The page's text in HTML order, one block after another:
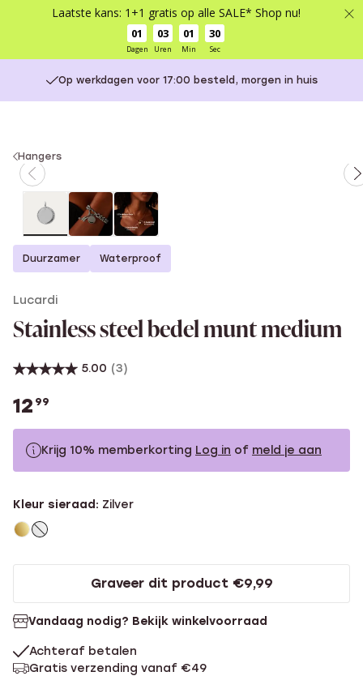
Laatste kans: 1+1 gratis op alle SALE* Shop nu!
01
Dagen
03
Uren
01
Min
29
Sec
Op werkdagen voor 17:00 besteld, morgen in huis
You
are
Hangers
Duurzamer Waterproof
Lucardi
Stainless steel bedel munt medium
5.00 (3)
12 99
Krijg 10% memberkorting Log in of meld je aan
Zonder memberkorting
Kleur sieraad: Zilver
Graveer dit product €9,99
Vandaag nodig? Bekijk winkelvoorraad
Achteraf betalen
Gratis verzending vanaf €49